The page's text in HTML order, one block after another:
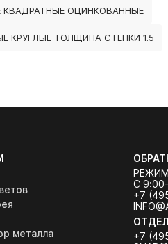
ОЦИНКОВАННЫЕ
КРУГЛЫЕ ТОЛЩИНА СТЕНКИ 1.5
металла
С
+7
+7